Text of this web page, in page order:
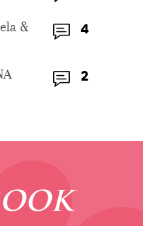
4
&
2